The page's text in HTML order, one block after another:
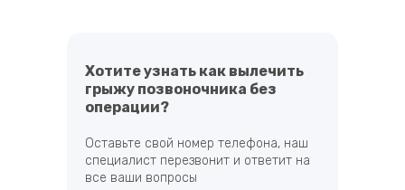
Оставьте свой номер телефона, наш
специалист перезвонит и ответит на
все ваши вопросы
Хотите узнать как вылечить
грыжу позвоночника без
операции?